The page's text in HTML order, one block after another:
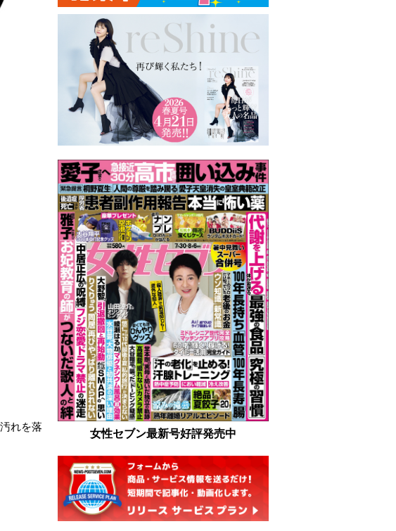
れを落
女性セブン最新号好評発売中